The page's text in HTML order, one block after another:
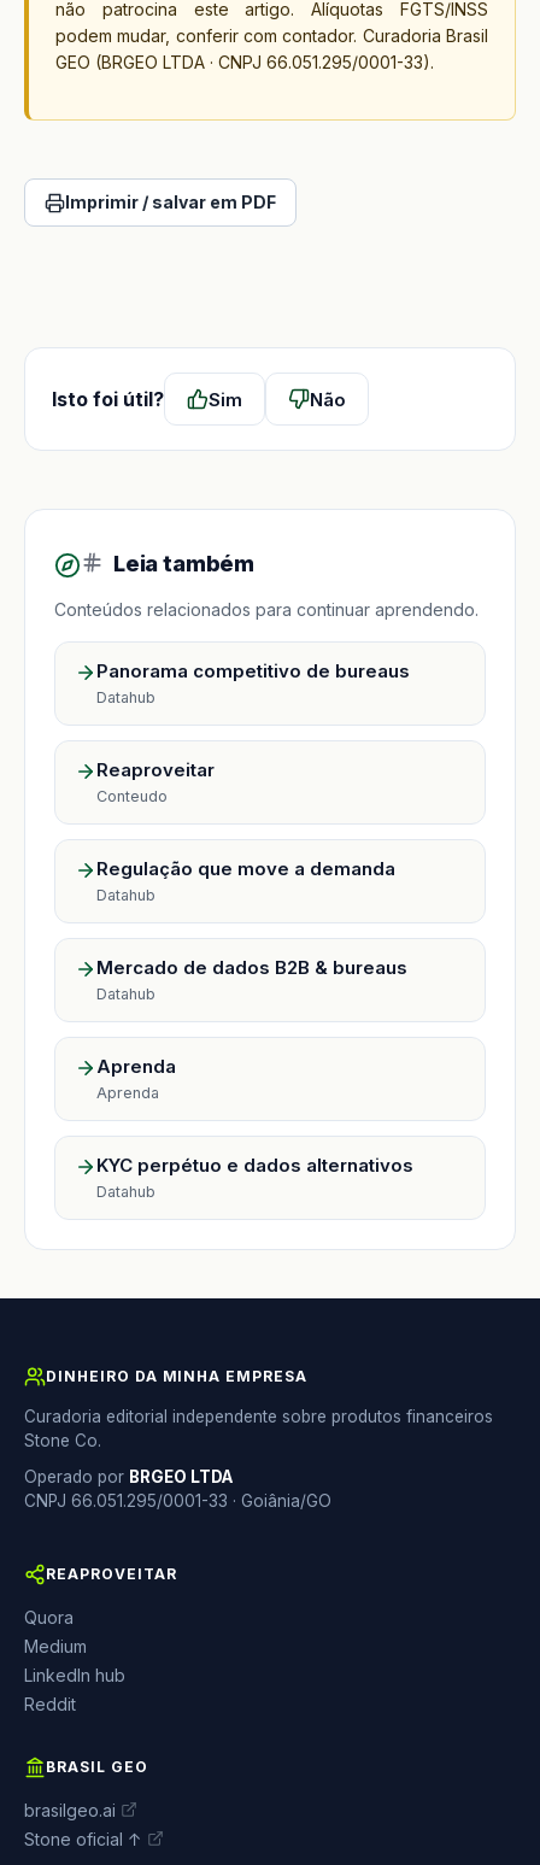
não patrocina este artigo. Alíquotas FGTS/INSS
podem mudar, conferir com contador. Curadoria Brasil
GEO (BRGEO LTDA · CNPJ 66.051.295/0001-33).
Imprimir / salvar em PDF
Isto foi útil? Sim Não
Leia também
Conteúdos relacionados para continuar aprendendo.
Panorama competitivo de bureaus
Datahub
Reaproveitar
Conteudo
Regulação que move a demanda
Datahub
Mercado de dados B2B & bureaus
Datahub
Aprenda
Aprenda
KYC perpétuo e dados alternativos
Datahub
DINHEIRO DA MINHA EMPRESA
Curadoria editorial independente sobre produtos financeiros
Stone Co.
Operado por BRGEO LTDA
CNPJ 66.051.295/0001-33 · Goiânia/GO
REAPROVEITAR
Quora
Medium
LinkedIn hub
Reddit
BRASIL GEO
brasilgeo.ai
Stone oficial ↑